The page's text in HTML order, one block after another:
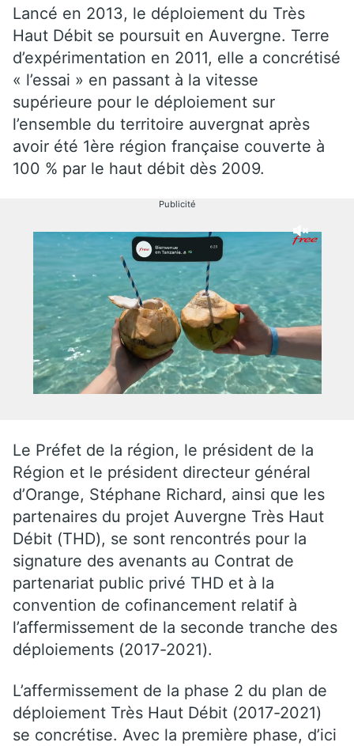
Lancé en 2013, le déploiement du Très
Haut Débit se poursuit en Auvergne. Terre
d’expérimentation en 2011, elle a concrétisé
« l’essai » en passant à la vitesse
supérieure pour le déploiement sur
l’ensemble du territoire auvergnat après
avoir été 1ère région française couverte à
100 % par le haut débit dès 2009.
Publicité
Le Préfet de la région, le président de la
Région et le président directeur général
d’Orange, Stéphane Richard, ainsi que les
partenaires du projet Auvergne Très Haut
Débit (THD), se sont rencontrés pour la
signature des avenants au Contrat de
partenariat public privé THD et à la
convention de cofinancement relatif à
l’affermissement de la seconde tranche des
déploiements (2017-2021).
L’affermissement de la phase 2 du plan de
déploiement Très Haut Débit (2017-2021)
se concrétise. Avec la première phase, d’ici